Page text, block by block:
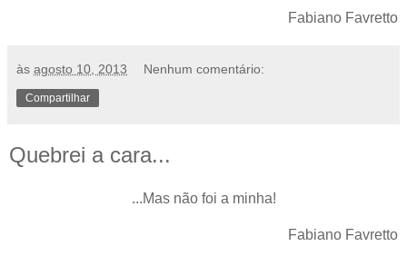
Fabiano Favretto
às agosto 10, 2013 Nenhum comentário:
Compartilhar
Quebrei a cara...
...Mas não foi a minha!
Fabiano Favretto